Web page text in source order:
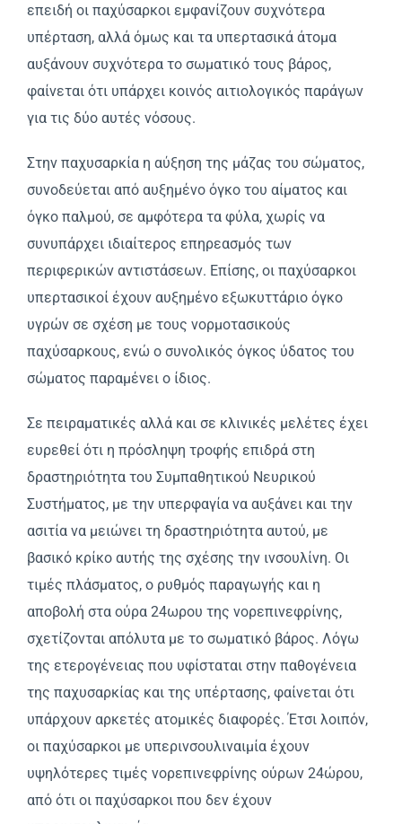
επειδή οι παχύσαρκοι εμφανίζουν συχνότερα
υπέρταση, αλλά όμως και τα υπερτασικά άτομα
αυξάνουν συχνότερα το σωματικό τους βάρος,
φαίνεται ότι υπάρχει κοινός αιτιολογικός παράγων
για τις δύο αυτές νόσους.
Στην παχυσαρκία η αύξηση της μάζας του σώματος,
συνοδεύεται από αυξημένο όγκο του αίματος και
όγκο παλμού, σε αμφότερα τα φύλα, χωρίς να
συνυπάρχει ιδιαίτερος επηρεασμός των
περιφερικών αντιστάσεων. Eπίσης, οι παχύσαρκοι
υπερτασικοί έχουν αυξημένο εξωκυττάριο όγκο
υγρών σε σχέση με τους νορμοτασικούς
παχύσαρκους, ενώ ο συνολικός όγκος ύδατος του
σώματος παραμένει ο ίδιος.
Σε πειραματικές αλλά και σε κλινικές μελέτες έχει
ευρεθεί ότι η πρόσληψη τροφής επιδρά στη
δραστηριότητα του Συμπαθητικού Nευρικού
Συστήματος, με την υπερφαγία να αυξάνει και την
ασιτία να μειώνει τη δραστηριότητα αυτού, με
βασικό κρίκο αυτής της σχέσης την ινσουλίνη. Oι
τιμές πλάσματος, ο ρυθμός παραγωγής και η
αποβολή στα ούρα 24ωρου της νορεπινεφρίνης,
σχετίζονται απόλυτα με το σωματικό βάρος. Λόγω
της ετερογένειας που υφίσταται στην παθογένεια
της παχυσαρκίας και της υπέρτασης, φαίνεται ότι
υπάρχουν αρκετές ατομικές διαφορές. Έτσι λοιπόν,
οι παχύσαρκοι με υπερινσουλιναιμία έχουν
υψηλότερες τιμές νορεπινεφρίνης ούρων 24ώρου,
από ότι οι παχύσαρκοι που δεν έχουν